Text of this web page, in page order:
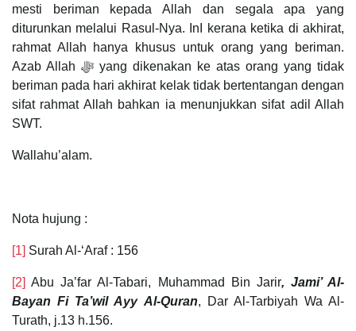
mesti beriman kepada Allah dan segala apa yang
diturunkan melalui Rasul-Nya. InI kerana ketika di akhirat,
rahmat Allah hanya khusus untuk orang yang beriman.
Azab Allah ﷻ yang dikenakan ke atas orang yang tidak
beriman pada hari akhirat kelak tidak bertentangan dengan
sifat rahmat Allah bahkan ia menunjukkan sifat adil Allah
SWT.
Wallahu’alam.
Nota hujung :
[1] Surah Al-‘Araf : 156
[2] Abu Ja’far Al-Tabari, Muhammad Bin Jarir, Jami’ Al-
Bayan Fi Ta’wil Ayy Al-Quran, Dar Al-Tarbiyah Wa Al-
Turath, j.13 h.156.